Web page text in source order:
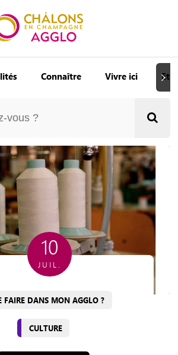
Connaître Vivre ici
10
JUIL.
FAIRE DANS MON AGGLO ?
CULTURE